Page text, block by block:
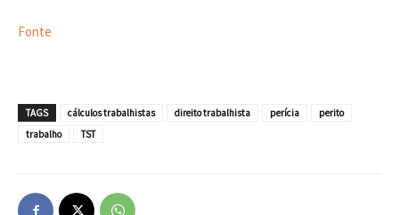
Fonte
TAGS cálculos trabalhistas direito trabalhista perícia
perito
trabalho
TST